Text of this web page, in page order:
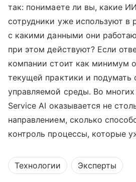
так: понимаете ли вы, какие
сотрудники уже используют в
с какими данными они
при этом действуют? Если
компании стоит как минимум
текущей практики и подумать
управляемой среды. Во
Service AI оказывается не
направлением, сколько
контроль процессы, которые
Технологии Эксперты